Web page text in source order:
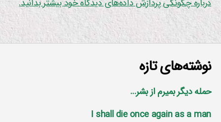
نوشته‌های تازه
حمله دیگر بمیرم از بشر…
I shall die once again as a man